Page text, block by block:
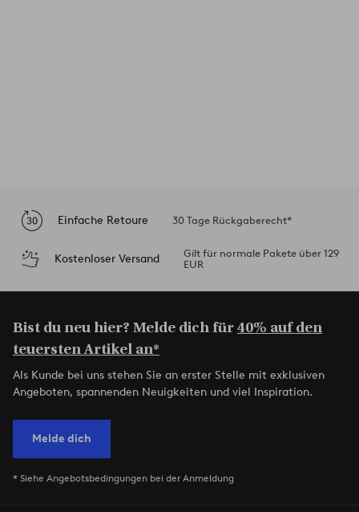
Einfache Retoure 30 Tage Rückgaberecht*
Kostenloser Versand
Gilt für normale Pakete über 129
EUR
Bist du neu hier? Melde dich für40% auf den
teuersten Artikel an*
Als Kunde bei uns stehen Sie an erster Stelle mit exklusiven
Angeboten, spannenden Neuigkeiten und viel Inspiration.
Melde dich
* Siehe Angebotsbedingungen bei der Anmeldung